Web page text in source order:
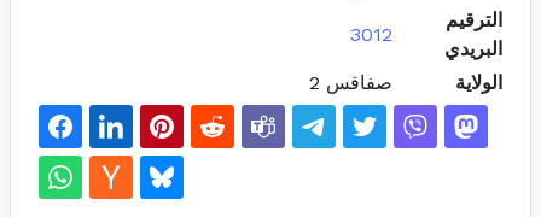
الترقيم
البريدي
3012
الولاية صفاقس 2